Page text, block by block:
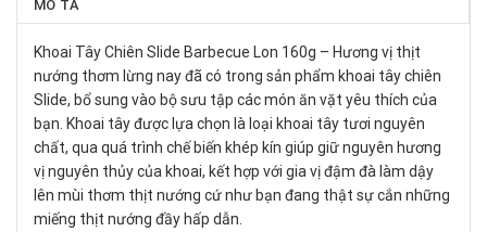
MÔ TẢ
Khoai Tây Chiên Slide Barbecue Lon 160g – Hương vị thịt
nướng thơm lừng nay đã có trong sản phẩm khoai tây chiên
Slide, bổ sung vào bộ sưu tập các món ăn vặt yêu thích của
bạn. Khoai tây được lựa chọn là loại khoai tây tươi nguyên
chất, qua quá trình chế biến khép kín giúp giữ nguyên hương
vị nguyên thủy của khoai, kết hợp với gia vị đậm đà làm dậy
lên mùi thơm thịt nướng cứ như bạn đang thật sự cắn những
miếng thịt nướng đầy hấp dẫn.